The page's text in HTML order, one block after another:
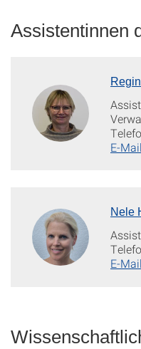
Assistentinnen
E-Mail
Nele
E-Mail